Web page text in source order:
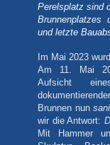
Perelsplatz sind
Brunnenplatzes
und letzte
Im Mai 2023
Am 11. Mai
Aufsicht
Brunnen nun
wir die Antwort:
Mit Hammer